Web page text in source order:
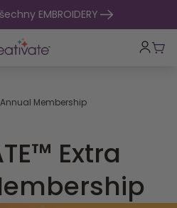
EMBROIDERY
Annual Membership
Extra